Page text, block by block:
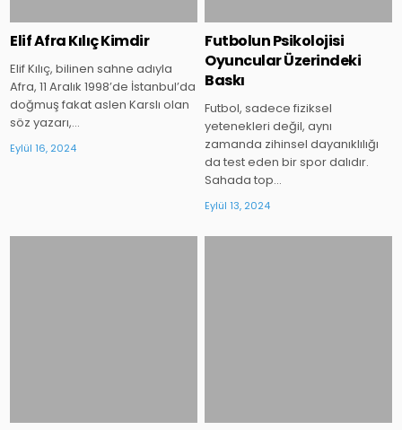
Elif Afra Kılıç Kimdir
Elif Kılıç, bilinen sahne adıyla
Afra, 11 Aralık 1998’de İstanbul’da
doğmuş fakat aslen Karslı olan
söz yazarı,…
Eylül 16, 2024
Futbolun Psikolojisi
Oyuncular Üzerindeki
Baskı
Futbol, sadece fiziksel
yetenekleri değil, aynı
zamanda zihinsel dayanıklılığı
da test eden bir spor dalıdır.
Sahada top…
Eylül 13, 2024